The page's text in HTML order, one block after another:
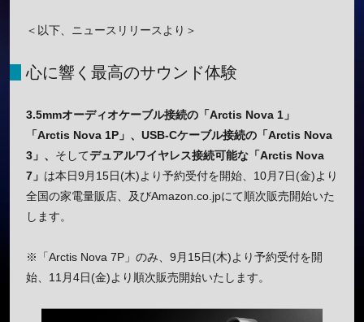
＜以下、ニュースリリースより＞
心に響く最高のサウンド体験
3.5mmオーディオケーブル接続の「Arctis Nova 1」
「Arctis Nova 1P」、USB-Cケーブル接続の「Arctis Nova
3」、 そしてデュアルワイヤレス接続可能な「Arctis Nova
7」 は本日9月15日(木)より予約受付を開始、10月7日(金)より
全国の家電量販店、及びAmazon.co.jpにて順次販売開始いた
します。
※「Arctis Nova 7P」のみ、9月15日(木)より予約受付を開
始、11月4日(金)より順次販売開始いたします。